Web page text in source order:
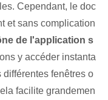
Cependant, le doc
et sans complication
de l'application s
y accéder instanta
fenêtres o
facilite grandemen